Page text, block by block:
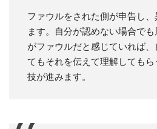
ファウルをされた側が申告し
ます。自分が認めない場合で
がファウルだと感じていれば
てもそれを伝えて理解しても
技が進みます。